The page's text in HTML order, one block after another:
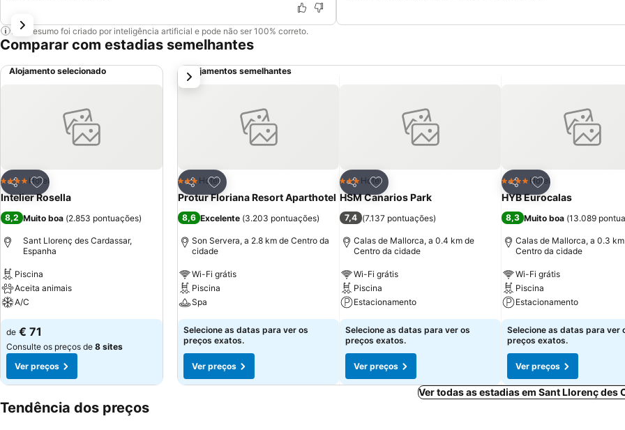
Este resumo foi criado por inteligência artificial e pode não ser 100% correto.
Comparar com estadias semelhantes
Alojamento selecionado
Partilhar
Adicionar aos favoritos
4 EstrelasHotel
Intelier Rosella
8,2 Muito boa (2.853 pontuações)
Sant Llorenç des Cardassar,
Espanha
Piscina
Aceita animais
A/C
de € 71
Consulte os preços de 8 sites
Ver preços
Alojamentos semelhantes
Partilhar
Adicionar aos favoritos
3 Estrelas
Hotel
Protur Floriana Resort Aparthotel
8,6 Excelente (3.203 pontuações)
Son Servera, a 2.8 km de Centro da
cidade
Wi-Fi grátis
Piscina
Spa
Selecione as datas para ver os
preços exatos.
Ver preços
Partilhar
Adicionar aos favoritos
3 Estrelas
Hotel
HSM Canarios Park
7,4 (7.137 pontuações)
Calas de Mallorca, a 0.4 km de
Centro da cidade
Wi-Fi grátis
Piscina
Estacionamento
Selecione as datas para ver os
preços exatos.
Ver preços
Partilhar
Adicionar aos
4 EstrelasHotel
HYB Eurocalas
8,3 Muito boa (13.089
Calas de Mallorca, a 0.3
Centro da cidade
Wi-Fi grátis
Piscina
Estacionamento
Selecione as datas para ver
preços exatos.
Ver preços
próximo
Ver todas as estadias em Sant Llorenç des
Tendência dos preços